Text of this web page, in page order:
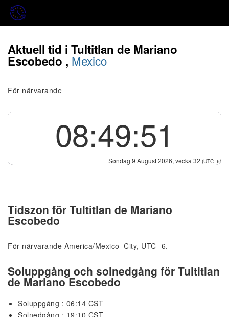
Aktuell tid i Tultitlan de Mariano
Escobedo , Mexico
För närvarande
08:49:52
Søndag 9 August 2026, vecka 32 (UTC -6)
Tidszon för Tultitlan de Mariano
Escobedo
För närvarande America/Mexico_City, UTC -6.
Soluppgång och solnedgång för Tultitlan
de Mariano Escobedo
Soluppgång : 06:14 CST